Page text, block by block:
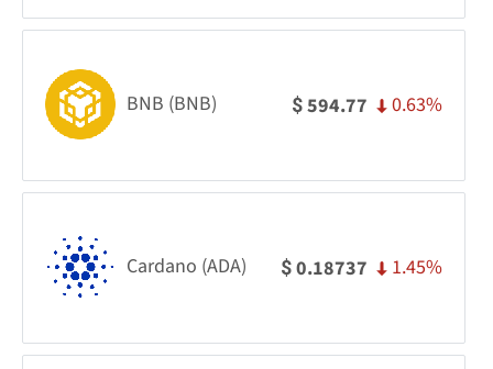
BNB (BNB) $594.77 0.63%
Cardano (ADA) $0.18737 1.45%